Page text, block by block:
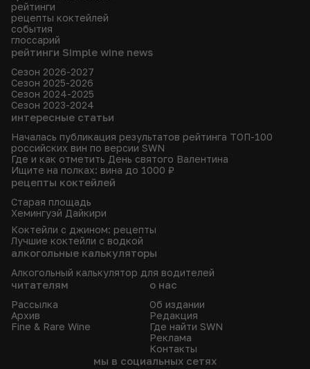
рейтинги
рецепты коктейлей
события
глоссарий
рейтинги Simple wine news
Сезон 2026-2027
Сезон 2025-2026
Сезон 2024-2025
Сезон 2023-2024
интересные статьи
Началась публикация результатов рейтинга ТОП-100
российских вин по версии SWN
Где и как отметить День святого Валентина
Ищите на полках: вина до 1000 ₽
рецепты коктейлей
Старая площадь
Хемингуэй Дайкири
Коктейли с джином: рецепты
Лучшие коктейли с водкой
алкогольные калькуляторы
Алкогольный калькулятор для водителей
читателям
Рассылка
Архив
Fine & Rare Wine
о нас
Об издании
Редакция
Где найти SWN
Реклама
Контакты
мы в социальных сетях